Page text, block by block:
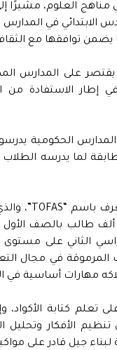
مناهج العلوم، مشيرًا
في المدارس
توافقها مع
يقتصر على المدارس
إطار الاستفادة من
الحكومية
لما يدرسه الطلاب
أن نحو 600 ألف طالب من إجمالي
الثاني على
في مجال
مهارات أساسية في
تعلم كتابة
الأفكار وتحليل
جيل قادر على